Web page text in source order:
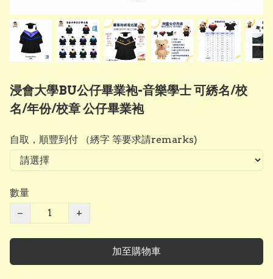
浸會大學BU公仔畢業袍-音樂學士 可綉名/校
名/年份/校章 公仔畢業袍
自取，順豐到付 （綉字 等要求請remarks)
數量
−
+
加至購物車